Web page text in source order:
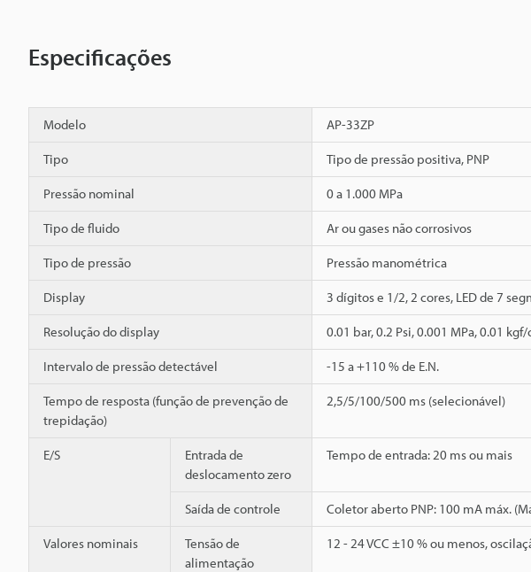
Especificações
Modelo AP-33ZP
Tipo Tipo de pressão positiva, PNP
Pressão nominal 0 a 1.000 MPa
Tipo de fluido Ar ou gases não corrosivos
Tipo de pressão Pressão manométrica
Display 3 dígitos e 1/2, 2 cores, LED de 7
Resolução do display 0.01 bar, 0.2 Psi, 0.001 MPa, 0.01
Intervalo de pressão detectável -15 a +110 % de E.N.
Tempo de resposta (função de prevenção de
trepidação)
2,5/5/100/500 ms (selecionável)
E/S
Entrada de
deslocamento zero
Tempo de entrada: 20 ms ou mais
Saída de controle Coletor aberto PNP: 100 mA máx.
Valores nominais
Tensão de
alimentação
12 - 24 VCC ±10 % ou menos,